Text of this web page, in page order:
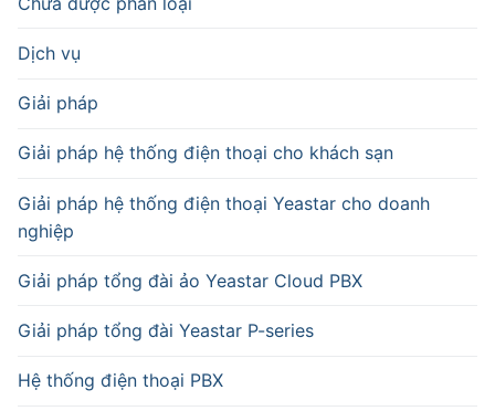
Dịch vụ
Giải pháp
Giải pháp hệ thống điện thoại cho khách sạn
Giải pháp hệ thống điện thoại Yeastar cho doanh
nghiệp
Giải pháp tổng đài ảo Yeastar Cloud PBX
Giải pháp tổng đài Yeastar P-series
Hệ thống điện thoại PBX